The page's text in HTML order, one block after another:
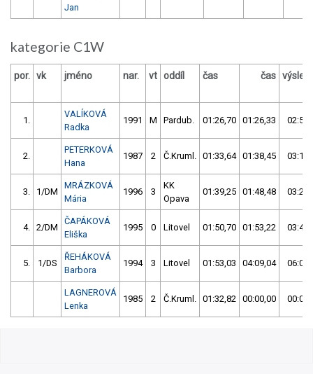
Jan
kategorie C1W
por. vk jméno nar. vt oddíl čas čas
1.
VALÍKOVÁ
Radka
1991 M Pardub. 01:26,70 01:26,33
2.
PETERKOVÁ
Hana
1987 2 Č.Kruml. 01:33,64 01:38,45
3. 1/DM
MRÁZKOVÁ
Mária
1996 3
KK
Opava
01:39,25 01:48,48
4. 2/DM
ČAPÁKOVÁ
Eliška
1995 0 Litovel 01:50,70 01:53,22
5. 1/DS
ŘEHÁKOVÁ
Barbora
1994 3 Litovel 01:53,03 04:09,04
LAGNEROVÁ
Lenka
1985 2 Č.Kruml. 01:32,82 00:00,00